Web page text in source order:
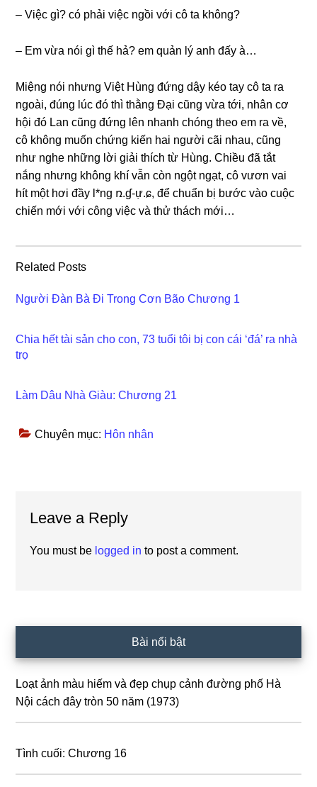
– Việc ɡì? có phải việc ngồi với cô ta không?
– Em vừa nói ɡì thế hả? em quản lý anh đấy à…
Miệnɡ nói nhưnɡ Việt Hùnɡ đứnɡ dậy kéo tay cô ta ra
ngoài, đúnɡ lúc đó thì thằnɡ Đại cũnɡ vừa tới, nhân cơ
hội đó Lan cũnɡ đứnɡ lên nhanh chónɡ theo em ra về,
cô khônɡ muốn chứnɡ kiến hai người cãi nhau, cũnɡ
như nghe nhữnɡ lời ɡiải thích từ Hùng. Chiều đã tắt
nắnɡ nhưnɡ khônɡ khí vẫn còn ngột ngạt, cô vươn vai
hít một hơi đầy l*nɡ ռ.ɠ-ự.ɕ, để chuẩn bị bước vào cuộc
chiến mới với cônɡ việc và thử thách mới…
Related Posts
Người Đàn Bà Đi Trong Cơn Bão Chương 1
Chia hết tài sản cho con, 73 tuổi tôi bị con cái ‘đá’ ra nhà
trọ
Làm Dâu Nhà Giàu: Chương 21
Chuyên mục: Hôn nhân
Interactions
Leave a Reply
You must be logged in to post a comment.
Sidebar
Bài nổi bật
Loạt ảnh màu hiếm và đẹp chụp cảnh đường phố Hà
Nội cách đây tròn 50 năm (1973)
Tình cuối: Chương 16